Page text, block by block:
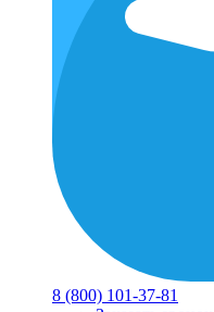
8 (800) 101-37-81